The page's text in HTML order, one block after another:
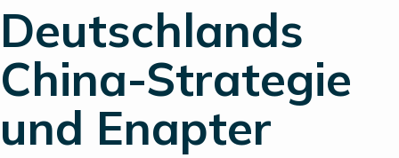
Deutschlands
China-Strategie
und Enapter